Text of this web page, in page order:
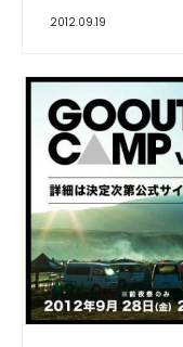
2012.09.19